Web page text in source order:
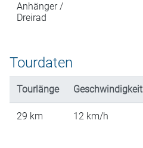
Anhänger /
Dreirad
Tourdaten
Tourlänge Geschwindigkeit
29 km 12 km/h